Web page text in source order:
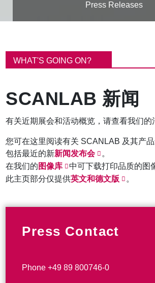
Press Releases
包
屑WHAT'S GOING ON?
SCANLAB 新闻
有关近期展会和活动概览，请查看我们的
您可在这里阅读有关 SCANLAB 及其产品
包括最近的新新闻发布会
。
在我们的 图像库
中可下载打印品质的图
此主页部分仅提供英文和德文版 。
Press Contact
Phone +49 89 800746-0